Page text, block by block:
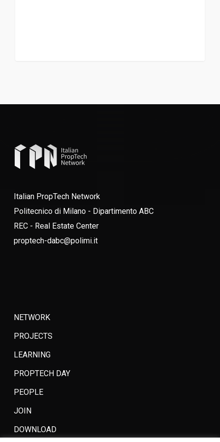
Italian PropTech Network
Politecnico di Milano - Dipartimento ABC
REC - Real Estate Center
proptech-dabc@polimi.it
NETWORK
PROJECTS
LEARNING
PROPTECH DAY
PEOPLE
JOIN
DOWNLOAD